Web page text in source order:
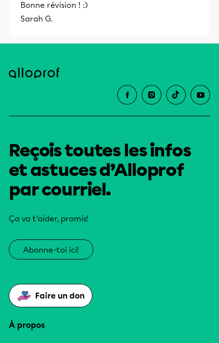
Bonne révision ! :)
Sarah G.
Reçois toutes les infos
et astuces d’Alloprof
par courriel.
Ça va t’aider, promis!
Abonne-toi ici!
Faire un don
À propos